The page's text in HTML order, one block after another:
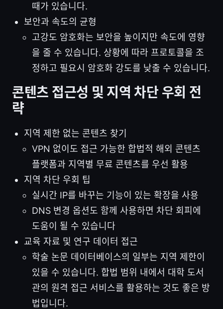
때가 있습니다.
보안과 속도의 균형
고강도 암호화는 보안을 높이지만 속도에 영향
을 줄 수 있습니다. 상황에 따라 프로토콜을 조
정하고 필요시 암호화 강도를 낮출 수 있습니다.
콘텐츠 접근성 및 지역 차단 우회 전
략
지역 제한 없는 콘텐츠 찾기
VPN 없이도 접근 가능한 합법적 해외 콘텐츠
플랫폼과 지역별 무료 콘텐츠를 우선 활용
지역 차단 우회 팁
실시간 IP를 바꾸는 기능이 있는 확장을 사용
DNS 변경 옵션도 함께 사용하면 차단 회피에
도움이 될 수 있습니다
교육 자료 및 연구 데이터 접근
학술 논문 데이터베이스의 일부는 지역 제한이
있을 수 있습니다. 합법 범위 내에서 대학 도서
관의 원격 접근 서비스를 활용하는 것도 좋은 방
법입니다.